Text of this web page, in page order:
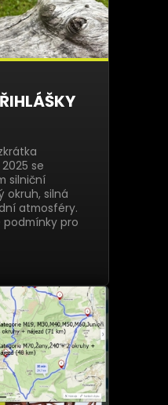
se
silniční
okruh, silná
atmosféry.
podmínky pro